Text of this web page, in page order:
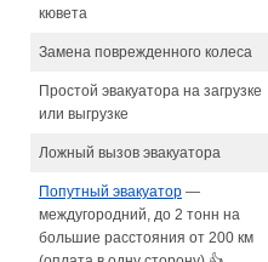
кювета
Замена поврежденного колеса
Простой эвакуатора на загрузке
или выгрузке
Ложный вызов эвакуатора
Попутный эвакуатор —
междугородний, до 2 тонн на
большие расстояния от 200 км